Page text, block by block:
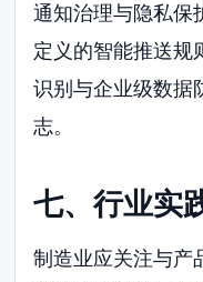
通知治理与隐私保
定义的智能推送规
识别与企业级数据
志。
七、行业实
制造业应关注与产